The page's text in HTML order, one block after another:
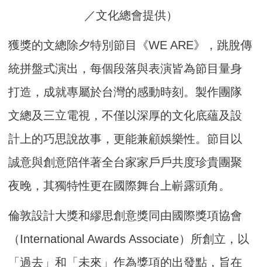
／文化總會提供）
獲獎的文總除夕特別節目《WE ARE》，跳脫傳
統拼盤式演出，每個段落與表演皆為節目量身
打造，成就專屬於台灣的感動時刻。製作團隊
文總及三立電視，不僅以深厚的文化底蘊及設
計上的巧思說故事，更能兼顧娛樂性。節目以
誠意與創意陪伴著全台家家戶戶共度珍貴團聚
夜晚，其獨特性更在國際舞台上嶄露頭角。
倫敦設計大獎和繆思創意獎同由國際獎項協會
（International Awards Associate）所創立，以
「過去」和「未來」作為獎項的出發點，旨在